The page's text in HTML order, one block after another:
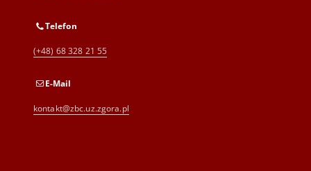
Telefon
(+48) 68 328 21 55
E-Mail
kontakt@zbc.uz.zgora.pl